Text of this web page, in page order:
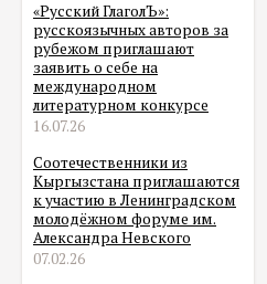
«Русский ГлаголЪ»:
русскоязычных авторов за
рубежом приглашают
заявить о себе на
международном
литературном конкурсе
16.07.26
Соотечественники из
Кыргызстана приглашаются
к участию в Ленинградском
молодёжном форуме им.
Александра Невского
07.02.26